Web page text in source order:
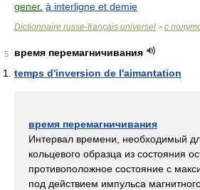
gener. à interligne et demie
Dictionnaire russe-français universel > с
5
время перемагничивания
temps d'inversion de l'aimantation
время перемагничивания
Интервал времени, необходимый
кольцевого образца из состояния
противоположное состояние с
под действием импульса